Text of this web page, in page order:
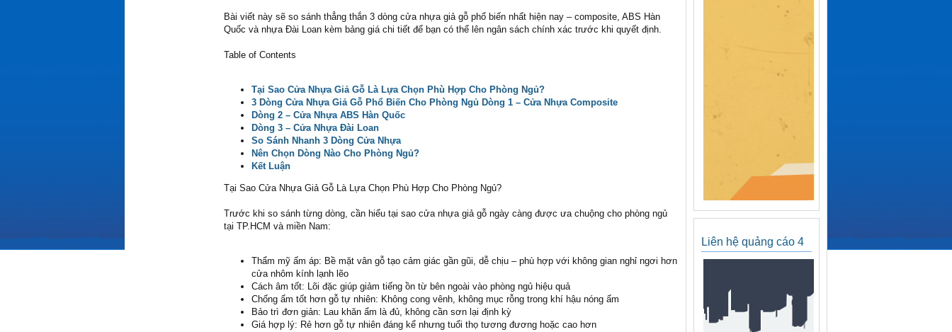
Bài viết này sẽ so sánh thẳng thắn 3 dòng cửa nhựa giả gỗ phổ biến nhất hiện nay – composite, ABS Hàn
Quốc và nhựa Đài Loan kèm bảng giá chi tiết để bạn có thể lên ngân sách chính xác trước khi quyết định.
Table of Contents
Tại Sao Cửa Nhựa Giả Gỗ Là Lựa Chọn Phù Hợp Cho Phòng Ngủ?
3 Dòng Cửa Nhựa Giả Gỗ Phổ Biến Cho Phòng Ngủ Dòng 1 – Cửa Nhựa Composite
Dòng 2 – Cửa Nhựa ABS Hàn Quốc
Dòng 3 – Cửa Nhựa Đài Loan
So Sánh Nhanh 3 Dòng Cửa Nhựa
Nên Chọn Dòng Nào Cho Phòng Ngủ?
Kết Luận
Tại Sao Cửa Nhựa Giả Gỗ Là Lựa Chọn Phù Hợp Cho Phòng Ngủ?
Trước khi so sánh từng dòng, cần hiểu tại sao cửa nhựa giả gỗ ngày càng được ưa chuộng cho phòng ngủ
tại TP.HCM và miền Nam:
Thẩm mỹ ấm áp: Bề mặt vân gỗ tạo cảm giác gần gũi, dễ chịu – phù hợp với không gian nghỉ ngơi hơn
cửa nhôm kính lạnh lẽo
Cách âm tốt: Lõi đặc giúp giảm tiếng ồn từ bên ngoài vào phòng ngủ hiệu quả
Chống ẩm tốt hơn gỗ tự nhiên: Không cong vênh, không mục rỗng trong khí hậu nóng ẩm
Bảo trì đơn giản: Lau khăn ẩm là đủ, không cần sơn lại định kỳ
Giá hợp lý: Rẻ hơn gỗ tự nhiên đáng kể nhưng tuổi thọ tương đương hoặc cao hơn
Liên hệ quảng cáo 4